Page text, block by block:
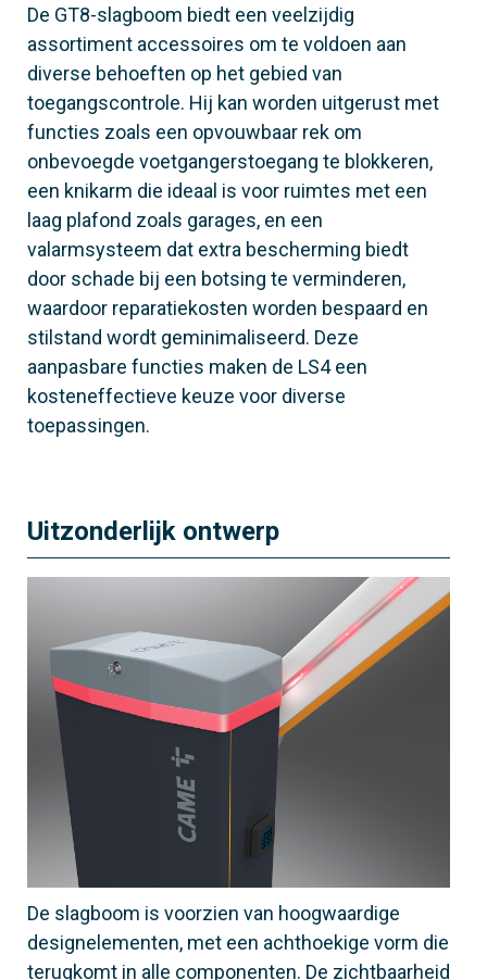
De GT8-slagboom biedt een veelzijdig
assortiment accessoires om te voldoen aan
diverse behoeften op het gebied van
toegangscontrole. Hij kan worden uitgerust met
functies zoals een opvouwbaar rek om
onbevoegde voetgangerstoegang te blokkeren,
een knikarm die ideaal is voor ruimtes met een
laag plafond zoals garages, en een
valarmsysteem dat extra bescherming biedt
door schade bij een botsing te verminderen,
waardoor reparatiekosten worden bespaard en
stilstand wordt geminimaliseerd. Deze
aanpasbare functies maken de LS4 een
kosteneffectieve keuze voor diverse
toepassingen.
Uitzonderlijk ontwerp
De slagboom is voorzien van hoogwaardige
designelementen, met een achthoekige vorm die
terugkomt in alle componenten. De zichtbaarheid